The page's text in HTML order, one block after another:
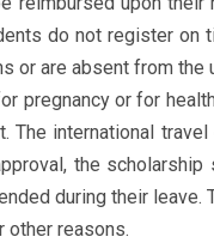
do not register on
or are absent from the
pregnancy or for
The international
the
during their
reasons.